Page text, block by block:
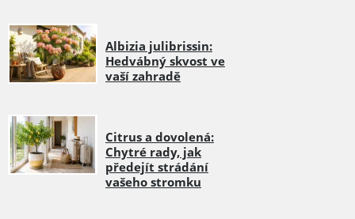
Albizia julibrissin:
Hedvábný skvost ve
vaší zahradě
Citrus a dovolená:
Chytré rady, jak
předejít strádání
vašeho stromku